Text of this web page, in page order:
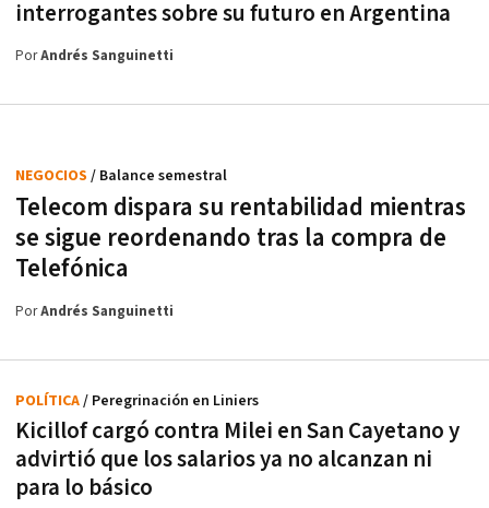
interrogantes sobre su futuro en Argentina
PorAndrés Sanguinetti
Telecom dispara su rentabilidad mientras
se sigue reordenando tras la compra de
Telefónica
NEGOCIOS / Balance semestral
PorAndrés Sanguinetti
Kicillof cargó contra Milei en San Cayetano y
advirtió que los salarios ya no alcanzan ni
para lo básico
POLÍTICA/ Peregrinación en Liniers